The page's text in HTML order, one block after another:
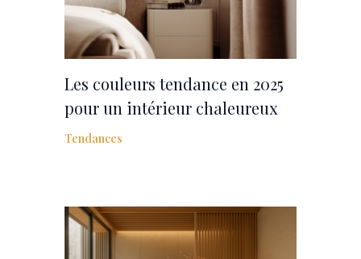
Les couleurs tendance en 2025
pour un intérieur chaleureux
Tendances